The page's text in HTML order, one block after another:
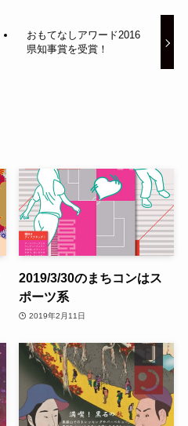
おもてなしアワード2016
県知事賞を受賞！
2019/3/30のまちコンはス
ポーツ系
2019年2月11日